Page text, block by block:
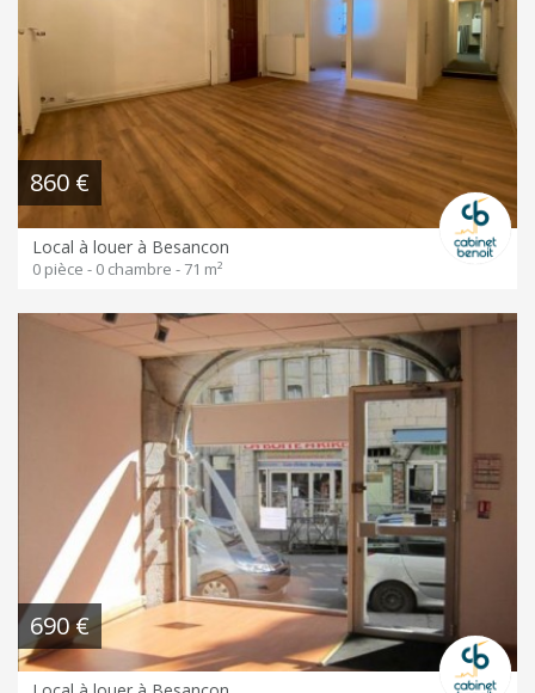
860 €
Local à louer à Besancon
0 pièce - 0 chambre - 71 m²
690 €